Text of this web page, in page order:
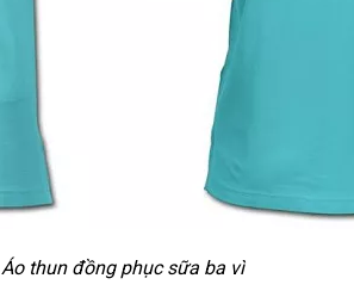
Áo thun đồng phục sữa ba vì